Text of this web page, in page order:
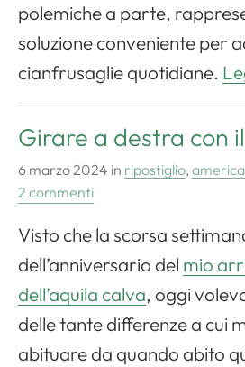
polemiche a parte,
soluzione conveniente per
cianfrusaglie quotidiane.
Girare a destra con
6 marzo 2024 in ripostiglio, america
2 commenti
Visto che la scorsa
dell’anniversario del mio
dell’aquila calva, oggi
delle tante differenze a cui
abituare da quando abito